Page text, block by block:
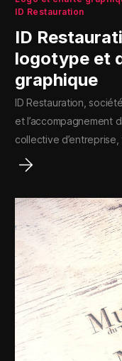
ID Restauration
ID
logotype et
graphique
ID Restauration,
et l’accompagnement
collective